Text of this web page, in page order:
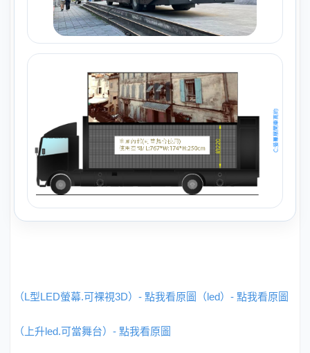
（L型LED螢幕.可裸視3D）- 點我看原圖 （led）- 點我看原圖
（上升led.可當舞台）- 點我看原圖